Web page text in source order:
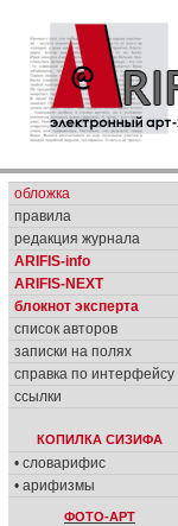
обложка
правила
редакция журнала
ARIFIS-info
ARIFIS-NEXT
блокнот эксперта
список авторов
записки на полях
справка по интерфейсу
ссылки
КОПИЛКА СИЗИФА
• словарифис
• арифизмы
ФОТО-АРТ